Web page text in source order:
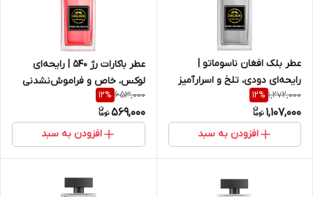
عطر بلک افغان ناسوماتو |
رایحه‌ای دودی، تلخ و اسرارآمیز
1,272,000
12%
1,107,000
افزودن به سبد
عطر باکارات رژ 540 | رایحه‌ای
لوکس، خاص و فراموش‌نشدنی
653,000
12%
569,000
افزودن به سبد